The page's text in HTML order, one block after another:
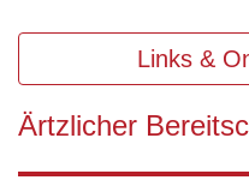
Links &
Ärtzlicher